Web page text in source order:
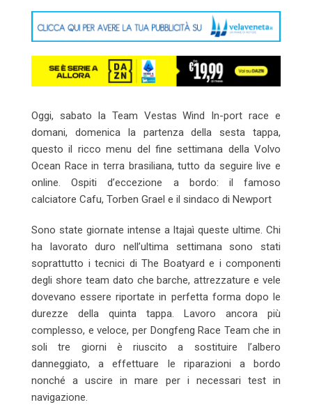
Oggi, sabato la Team Vestas Wind In-port race e
domani, domenica la partenza della sesta tappa,
questo il ricco menu del fine settimana della Volvo
Ocean Race in terra brasiliana, tutto da seguire live e
online. Ospiti d’eccezione a bordo: il famoso
calciatore Cafu, Torben Grael e il sindaco di Newport
Sono state giornate intense a Itajaì queste ultime. Chi
ha lavorato duro nell’ultima settimana sono stati
soprattutto i tecnici di The Boatyard e i componenti
degli shore team dato che barche, attrezzature e vele
dovevano essere riportate in perfetta forma dopo le
durezze della quinta tappa. Lavoro ancora più
complesso, e veloce, per Dongfeng Race Team che in
soli tre giorni è riuscito a sostituire l’albero
danneggiato, a effettuare le riparazioni a bordo
nonché a uscire in mare per i necessari test in
navigazione.